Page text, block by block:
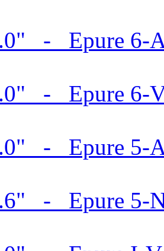
- Epure 6-
- Epure 6-
- Epure 5-
- Epure 5-